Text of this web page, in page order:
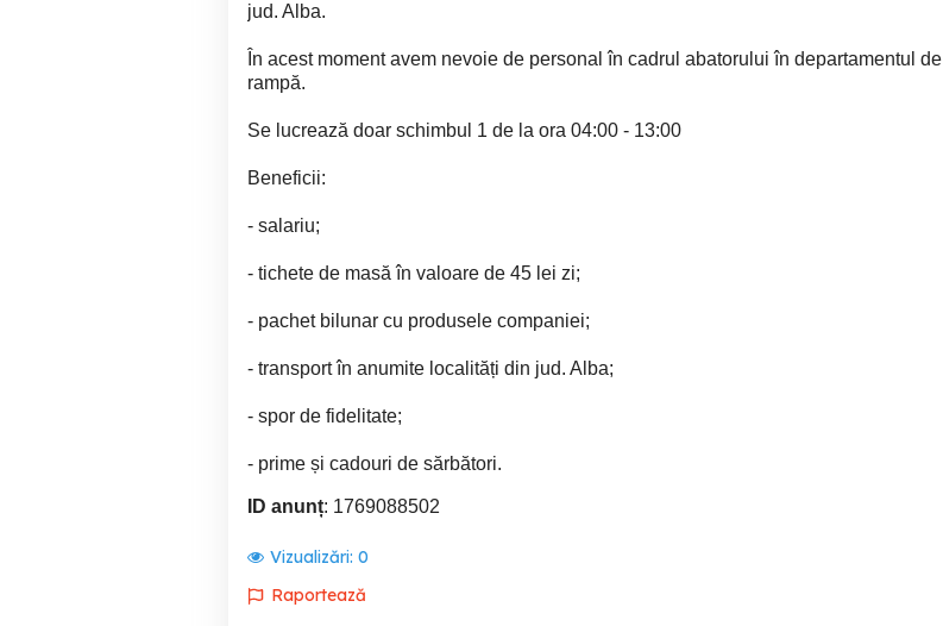
jud. Alba.
În acest moment avem nevoie de personal în cadrul abatorului în departamentul de
rampă.
Se lucrează doar schimbul 1 de la ora 04:00 - 13:00
Beneficii:
- salariu;
- tichete de masă în valoare de 45 lei zi;
- pachet bilunar cu produsele companiei;
- transport în anumite localități din jud. Alba;
- spor de fidelitate;
- prime și cadouri de sărbători.
ID anunț: 1769088502
Vizualizări: 0
Raportează